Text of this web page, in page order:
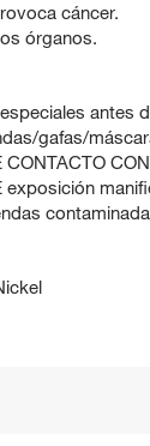
cáncer.
órganos.
antes
gafas/
CONTACTO
exposición